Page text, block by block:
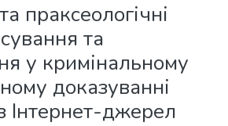
праксеологічні
та
у кримінальному
доказуванні
Інтернет-джерел